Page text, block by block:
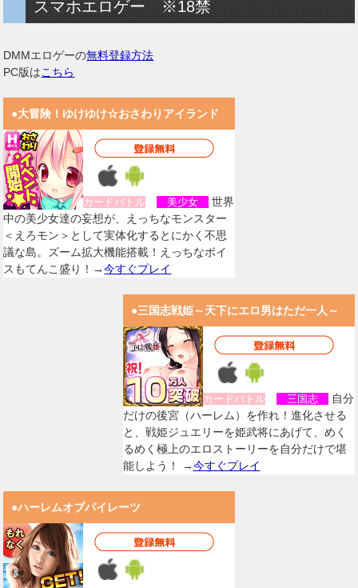
スマホエロゲー ※18禁
DMMエロゲーの無料登録方法
PC版はこちら
●大冒険！ゆけゆけ☆おさわりアイランド
カードバトル 美少女
世界
中の美少女達の妄想が、えっちなモンスター
＜えろモン＞として実体化するとにかく不思
議な島。ズーム拡大機能搭載！えっちなボイ
スもてんこ盛り！→今すぐプレイ
●三国志戦姫～天下にエロ男はただ一人～
カードバトル 三国志
自分
だけの後宮（ハーレム）を作れ！進化させる
と、戦姫ジュエリーを姫武将にあげて、めく
るめく極上のエロストーリーを自分だけで堪
能しよう！ →今すぐプレイ
●ハーレムオブパイレーツ